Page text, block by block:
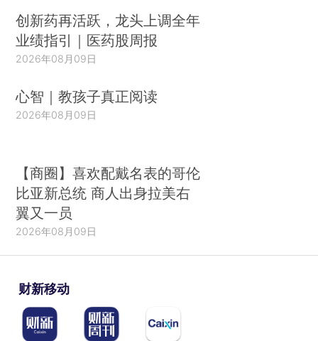
创新药再活跃，龙头上调全年
业绩指引｜医药股周报
2026年08月09日
心智｜教孩子真正阅读
2026年08月09日
【商圈】喜欢配戴名表的哥伦
比亚新总统 商人出身拉美右
翼又一员
2026年08月09日
财新移动